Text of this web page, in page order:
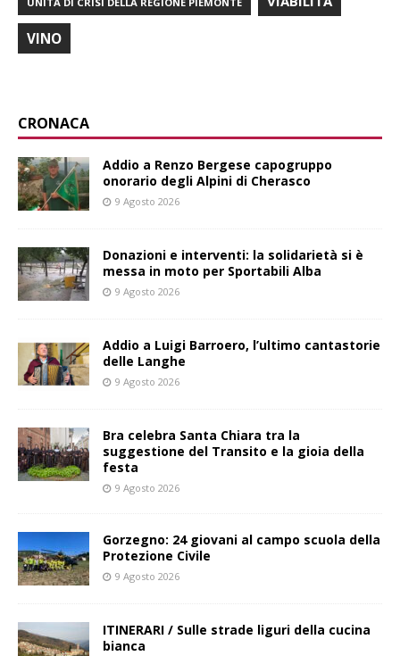
VINO
CRONACA
Addio a Renzo Bergese capogruppo
onorario degli Alpini di Cherasco
9 Agosto 2026
Donazioni e interventi: la solidarietà si è
messa in moto per Sportabili Alba
9 Agosto 2026
Addio a Luigi Barroero, l’ultimo cantastorie
delle Langhe
9 Agosto 2026
Bra celebra Santa Chiara tra la
suggestione del Transito e la gioia della
festa
9 Agosto 2026
Gorzegno: 24 giovani al campo scuola della
Protezione Civile
9 Agosto 2026
ITINERARI / Sulle strade liguri della cucina
bianca